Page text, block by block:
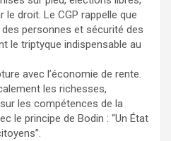
droit. Le CGP rappelle que
personnes et sécurité des
le triptyque indispensable au
avec l’économie de rente.
les richesses,
les compétences de la
le principe de Bodin : “Un État